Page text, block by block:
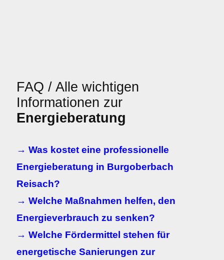
FAQ / Alle wichtigen
Informationen zur
Energieberatung
→ Was kostet eine professionelle
Energieberatung in Burgoberbach
Reisach?
→ Welche Maßnahmen helfen, den
Energieverbrauch zu senken?
→ Welche Fördermittel stehen für
energetische Sanierungen zur